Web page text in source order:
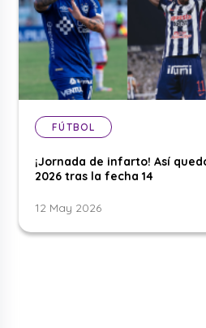
FÚTBOL
¡Jornada de infarto! Así
2026 tras la fecha 14
12 May 2026